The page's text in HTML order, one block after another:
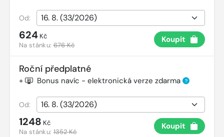
Od:
624 Kč
Na stánku:676 Kč
Koupit
Roční předplatné
+ Bonus navíc - elektronická verze zdarma ?
Od:
1248 Kč
Na stánku:1352 Kč
Koupit